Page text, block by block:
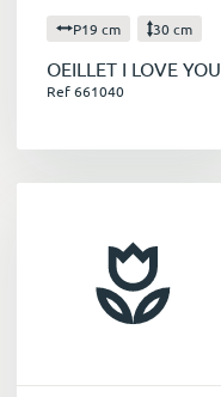
P19 cm 30 cm
OEILLET I LOVE YOU
Ref 661040